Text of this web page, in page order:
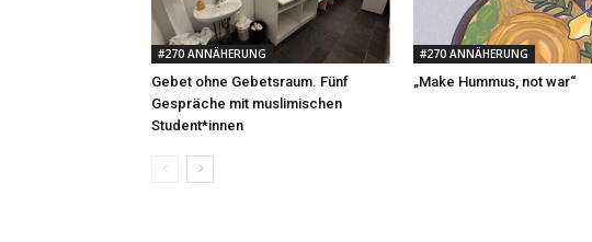
#270 ANNÄHERUNG
Gebet ohne Gebetsraum. Fünf
Gespräche mit muslimischen
Student*innen
#270 ANNÄHERUNG
„Make Hummus, not war“